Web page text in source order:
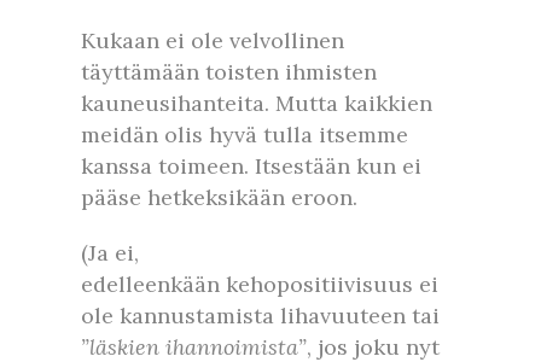
Kukaan ei ole velvollinen
täyttämään toisten ihmisten
kauneusihanteita. Mutta kaikkien
meidän olis hyvä tulla itsemme
kanssa toimeen. Itsestään kun ei
pääse hetkeksikään eroon.
(Ja ei,
edelleenkään kehopositiivisuus ei
ole kannustamista lihavuuteen tai
”läskien ihannoimista”, jos joku nyt